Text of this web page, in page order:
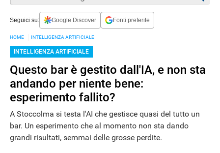
Seguici su: Google Discover Fonti preferite
HOME INTELLIGENZA ARTIFICIALE
INTELLIGENZA ARTIFICIALE
Questo bar è gestito dall'IA, e non sta
andando per niente bene:
esperimento fallito?
A Stoccolma si testa l'AI che gestisce quasi del tutto un
bar. Un esperimento che al momento non sta dando
grandi risultati, semmai delle grosse perdite.